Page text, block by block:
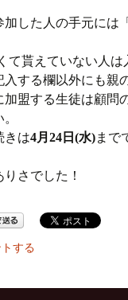
加した人の手元には
て貰えていない人
入する欄以外にも親
加盟する生徒は顧問
きは4月24日(水)まで
りさでした！
する